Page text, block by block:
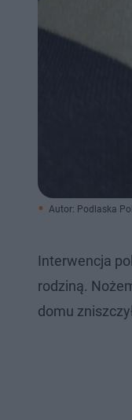
Autor: Podlaska
Interwencja
rodziną.
domu